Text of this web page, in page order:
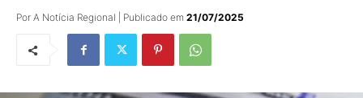
Por A Notícia Regional | Publicado em 21/07/2025